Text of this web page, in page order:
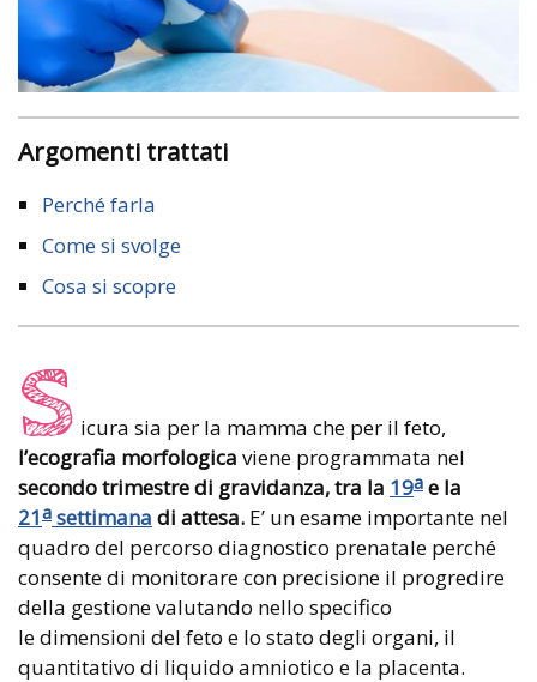
Argomenti trattati
Perché farla
Come si svolge
Cosa si scopre
S icura sia per la mamma che per il feto,
l’ecografia morfologica viene programmata nel
secondo trimestre di gravidanza, tra la 19a e la
21a settimana di attesa. E’ un esame importante nel
quadro del percorso diagnostico prenatale perché
consente di monitorare con precisione il progredire
della gestione valutando nello specifico
le dimensioni del feto e lo stato degli organi, il
quantitativo di liquido amniotico e la placenta.